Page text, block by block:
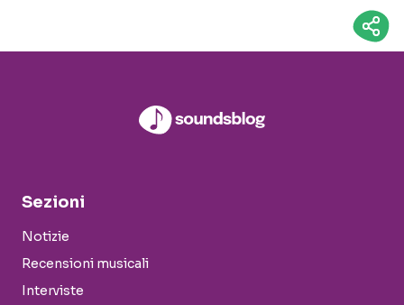
Sezioni
Notizie
Recensioni musicali
Interviste